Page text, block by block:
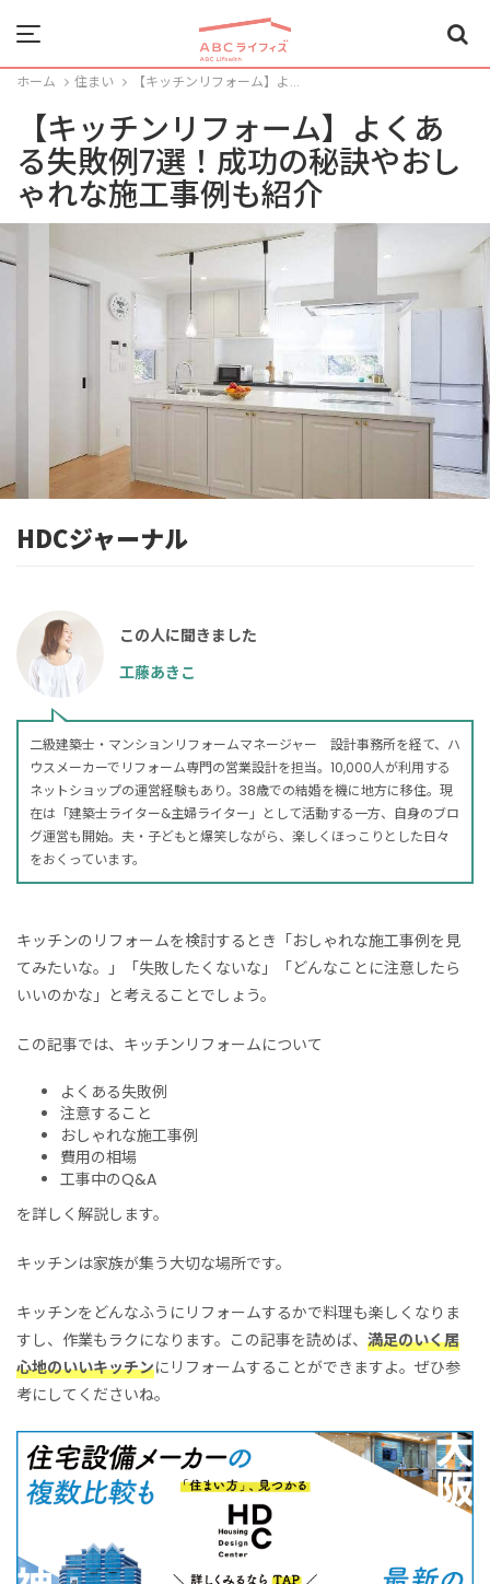
Menu
ホーム 住まい 【キッチンリフォーム】よ...
【キッチンリフォーム】よくあ
る失敗例7選！成功の秘訣やおし
ゃれな施工事例も紹介
HDCジャーナル
この人に聞きました
工藤あきこ
二級建築士・マンションリフォームマネージャー 設計事務所を経て、ハ
ウスメーカーでリフォーム専門の営業設計を担当。10,000人が利用する
ネットショップの運営経験もあり。38歳での結婚を機に地方に移住。現
在は「建築士ライター&主婦ライター」として活動する一方、自身のブロ
グ運営も開始。夫・子どもと爆笑しながら、楽しくほっこりとした日々
をおくっています。
キッチンのリフォームを検討するとき「おしゃれな施工事例を見
てみたいな。」「失敗したくないな」「どんなことに注意したら
いいのかな」と考えることでしょう。
この記事では、キッチンリフォームについて
よくある失敗例
注意すること
おしゃれな施工事例
費用の相場
工事中のQ&A
を詳しく解説します。
キッチンは家族が集う大切な場所です。
キッチンをどんなふうにリフォームするかで料理も楽しくなりま
すし、作業もラクになります。この記事を読めば、 満足のいく居
心地のいいキッチンにリフォームすることができますよ。ぜひ参
考にしてくださいね。